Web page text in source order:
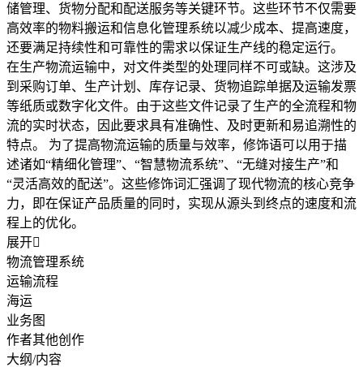
储管理、货物分配和配送服务等关键环节。这些环节不仅需要
高效率的物料搬运和信息化管理系统以减少成本、提高速度，
还要满足持续性和可靠性的需求以保证生产线的稳定运行。
在生产物流运输中，对文件类型的处理同样不可或缺。这涉及
到采购订单、生产计划、库存记录、货物追踪单据及运输发票
等纸质或数字化文件。由于这些文件记录了生产的全流程和物
流的实时状态，因此要求具有准确性、及时更新和易追溯性的
特点。 为了提高物流运输的质量与效率，修饰语可以用于描
述诸如“精细化管理”、“智慧物流系统”、“无缝对接生产”和
“灵活高效的配送”。这些修饰词汇强调了现代物流的核心竞争
力，即在保证产品质量的同时，实现从源头到终点的速度和流
程上的优化。
展开
物流管理系统
运输流程
海运
业务图
作者其他创作
大纲/内容